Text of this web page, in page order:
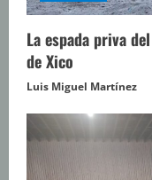
La espada priva
de Xico
Luis Miguel Martínez